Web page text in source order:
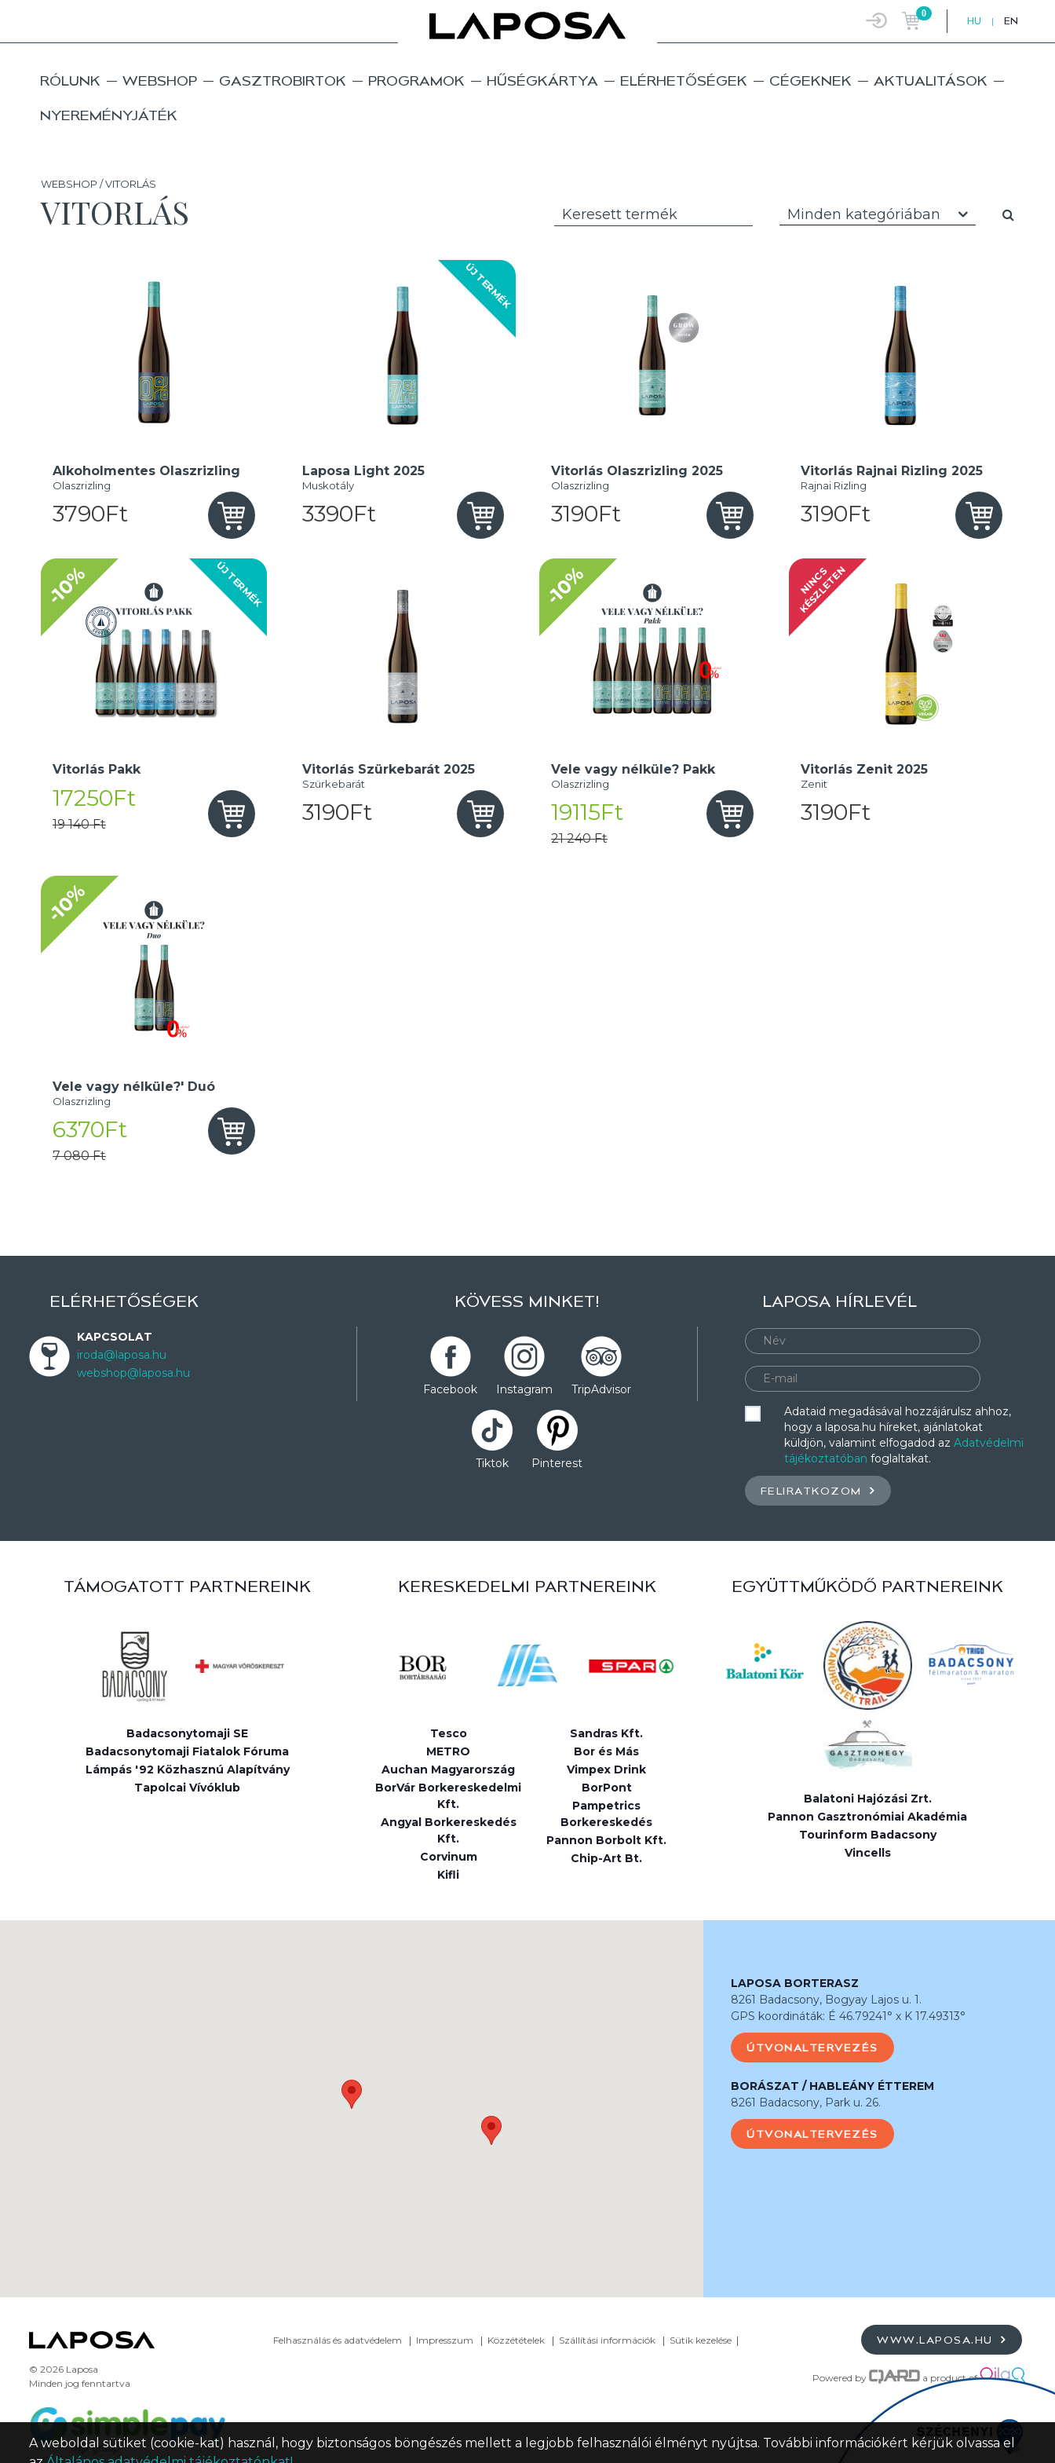
0
HU | EN
RÓLUNK WEBSHOP GASZTROBIRTOK PROGRAMOK HŰSÉGKÁRTYA ELÉRHETŐSÉGEK CÉGEKNEK AKTUALITÁSOK
NYEREMÉNYJÁTÉK
WEBSHOP / VITORLÁS
VITORLÁS Minden kategóriában
Alkoholmentes Olaszrizling
Olaszrizling
3790Ft
ÚJ TERMÉK
Laposa Light 2025
Muskotály
3390Ft
Vitorlás Olaszrizling 2025
Olaszrizling
3190Ft
Vitorlás Rajnai Rizling 2025
Rajnai Rizling
3190Ft
ÚJ TERMÉK
-10%
Vitorlás Pakk
17250Ft
19 140 Ft
Vitorlás Szürkebarát 2025
Szürkebarát
3190Ft
-10%
Vele vagy nélküle? Pakk
Olaszrizling
19115Ft
21 240 Ft
N
I
N
C
S
K
É
S
Z
L
E
T
E
N
Vitorlás Zenit 2025
Zenit
3190Ft
-10%
Vele vagy nélküle?' Duó
Olaszrizling
6370Ft
7 080 Ft
ELÉRHETŐSÉGEK
KAPCSOLAT
iroda@laposa.hu
webshop@laposa.hu
KÖVESS MINKET!
Facebook Instagram TripAdvisor
Tiktok Pinterest
LAPOSA HÍRLEVÉL
Adataid megadásával hozzájárulsz ahhoz,
hogy a laposa.hu híreket, ajánlatokat
küldjön, valamint elfogadod az Adatvédelmi
tájékoztatóban foglaltakat.
FELIRATKOZOM
TÁMOGATOTT PARTNEREINK
Badacsonytomaji SE
Badacsonytomaji Fiatalok Fóruma
Lámpás '92 Közhasznú Alapítvány
Tapolcai Vívóklub
KERESKEDELMI PARTNEREINK
Tesco
METRO
Auchan Magyarország
BorVár Borkereskedelmi
Kft.
Angyal Borkereskedés
Kft.
Corvinum
Kifli
Sandras Kft.
Bor és Más
Vimpex Drink
BorPont
Pampetrics
Borkereskedés
Pannon Borbolt Kft.
Chip-Art Bt.
EGYÜTTMŰKÖDŐ PARTNEREINK
Balatoni Hajózási Zrt.
Pannon Gasztronómiai Akadémia
Tourinform Badacsony
Vincells
LAPOSA BORTERASZ
8261 Badacsony, Bogyay Lajos u. 1.
GPS koordináták: É 46.79241° x K 17.49313°
ÚTVONALTERVEZÉS
BORÁSZAT / HABLEÁNY ÉTTEREM
8261 Badacsony, Park u. 26.
ÚTVONALTERVEZÉS
Felhasználás és adatvédelem Impresszum Közzétételek Szállítási információk Sütik kezelése WWW.LAPOSA.HU
© 2026 Laposa
Minden jog fenntartva
Powered by a product of
A weboldal sütiket (cookie-kat) használ, hogy biztonságos böngészés mellett a legjobb felhasználói élményt nyújtsa. További információkért kérjük olvassa el